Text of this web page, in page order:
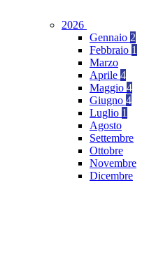
2026
Gennaio 2
Febbraio 1
Marzo
Aprile 4
Maggio 4
Giugno 4
Luglio 1
Agosto
Settembre
Ottobre
Novembre
Dicembre